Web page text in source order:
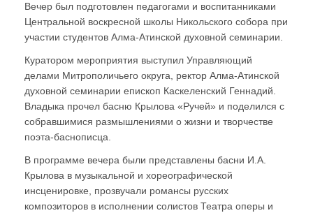
Вечер был подготовлен педагогами и воспитанниками
Центральной воскресной школы Никольского собора при
участии студентов Алма-Атинской духовной семинарии.
Куратором мероприятия выступил Управляющий
делами Митрополичьего округа, ректор Алма-Атинской
духовной семинарии епископ Каскеленский Геннадий.
Владыка прочел басню Крылова «Ручей» и поделился с
собравшимися размышлениями о жизни и творчестве
поэта-баснописца.
В программе вечера были представлены басни И.А.
Крылова в музыкальной и хореографической
инсценировке, прозвучали романсы русских
композиторов в исполнении солистов Театра оперы и